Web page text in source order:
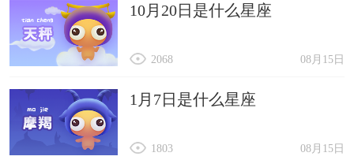
10月20日是什么星座
08月15日
2068
1月7日是什么星座
08月15日
1803